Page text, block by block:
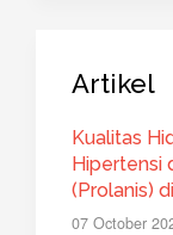
Artikel
Kualitas
Hipertensi
(Prolanis)
07 October